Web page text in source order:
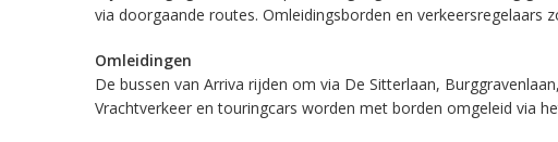
via doorgaande routes. Omleidingsborden en verkeersregelaars
Omleidingen
De bussen van Arriva rijden om via De Sitterlaan,
Vrachtverkeer en touringcars worden met borden omgeleid via